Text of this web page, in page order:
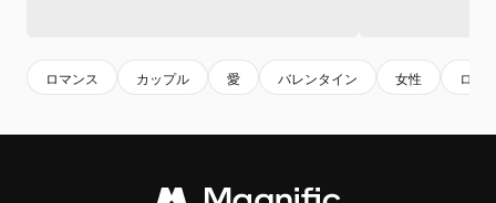
ロマンス カップル 愛 バレンタイン 女性 ロマ